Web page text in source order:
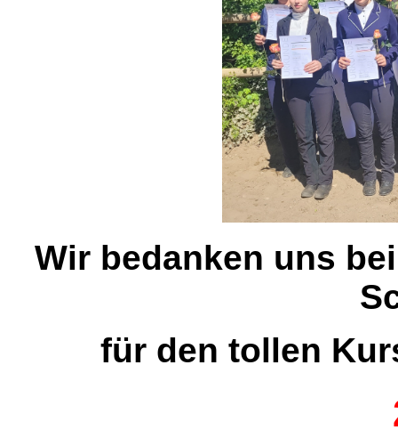
Wir bedanken uns
für den tollen